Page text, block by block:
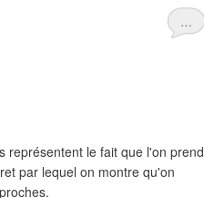
…
représentent le fait que l'on prend
par lequel on montre qu'on